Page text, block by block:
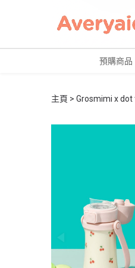
預購商品
主頁 Grosmimi x dot